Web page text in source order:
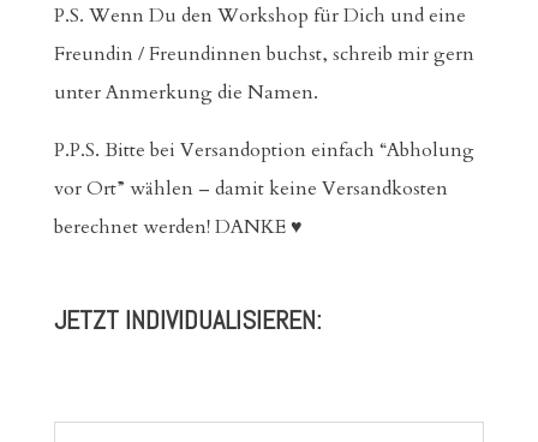
P.S. Wenn Du den Workshop für Dich und eine
Freundin / Freundinnen buchst, schreib mir gern
unter Anmerkung die Namen.
P.P.S. Bitte bei Versandoption einfach “Abholung
vor Ort” wählen – damit keine Versandkosten
berechnet werden! DANKE ♥
JETZT INDIVIDUALISIEREN: